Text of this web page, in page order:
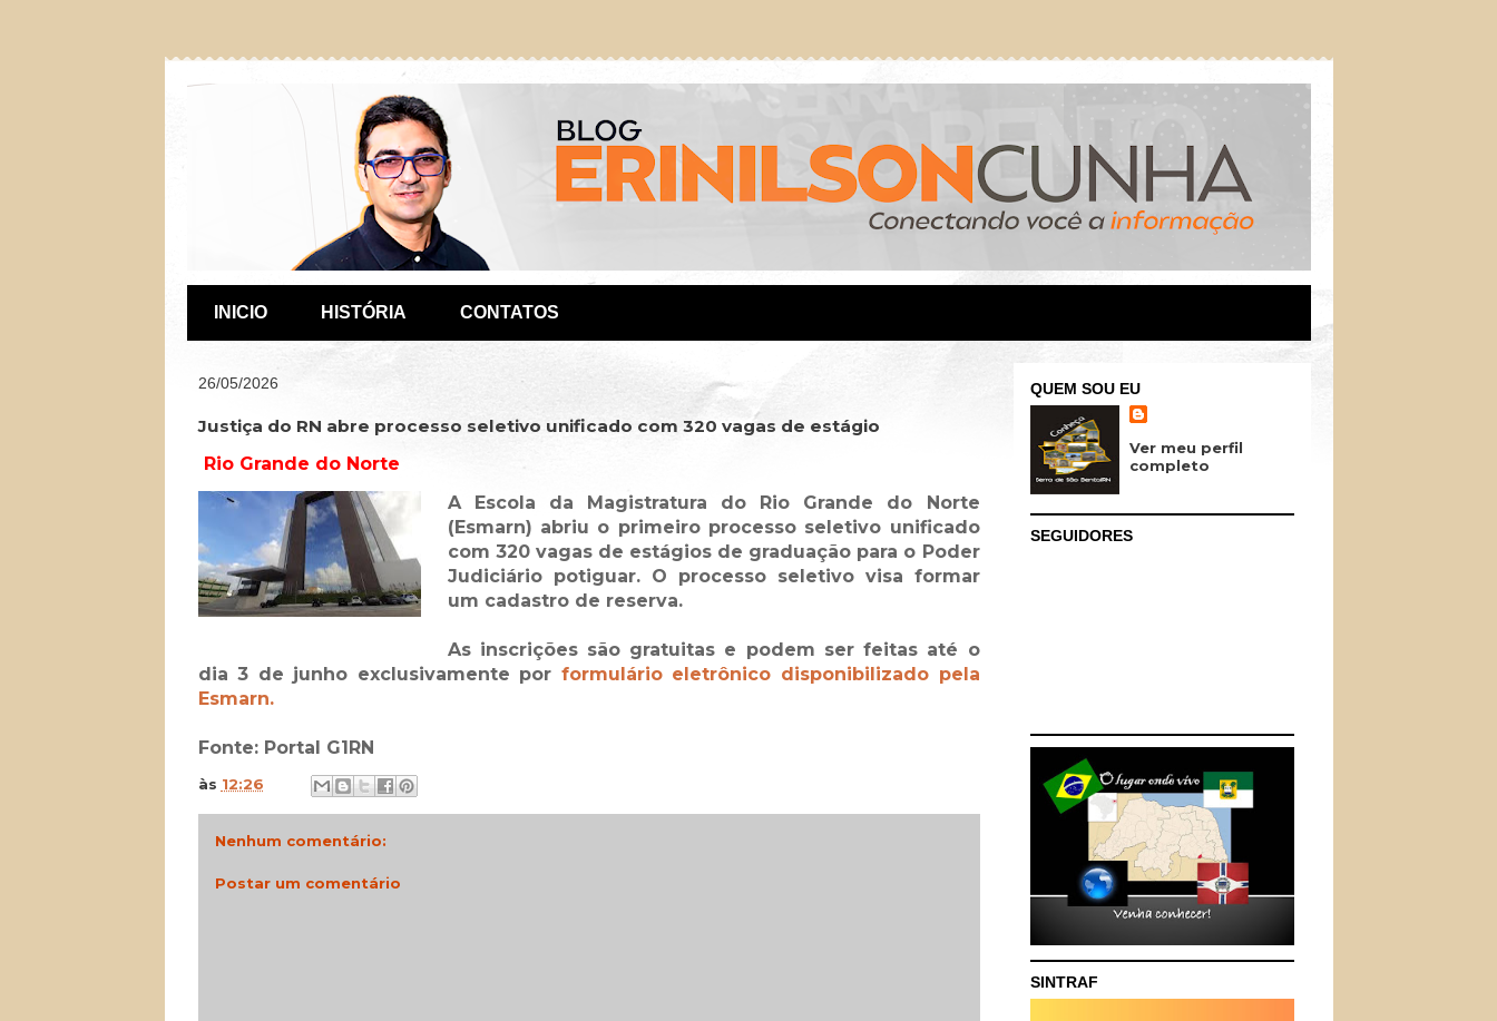
INICIO HISTÓRIA CONTATOS
26/05/2026
Justiça do RN abre processo seletivo unificado com 320 vagas de estágio
Rio Grande do Norte
A Escola da Magistratura do Rio Grande do Norte
(Esmarn) abriu o primeiro processo seletivo unificado
com 320 vagas de estágios de graduação para o Poder
Judiciário potiguar. O processo seletivo visa formar
um cadastro de reserva.
As inscrições são gratuitas e podem ser feitas até o
dia 3 de junho exclusivamente por formulário eletrônico disponibilizado pela
Esmarn.
Fonte: Portal G1RN
às 12:26
Nenhum comentário:
Postar um comentário
QUEM SOU EU
Ver meu perfil
completo
SEGUIDORES
SINTRAF